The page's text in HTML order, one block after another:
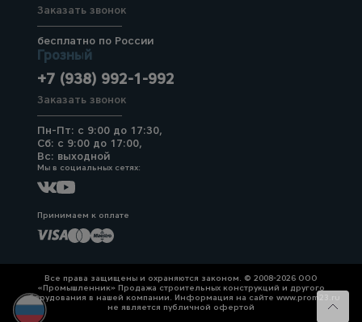
Заказать звонок
бесплатно по России
Грозный
+7 (938) 992-1-992
Заказать звонок
Пн-Пт: с 9:00 до 17:30,
Сб: с 9:00 до 17:00,
Вс: выходной
Мы в социальных сетях:
Принимаем к оплате
Все права защищены и охраняются законом. © 2008-2026 ООО
«Промышленник» Продажа строительных конструкций и другого
оборудования в нашей компании. Информация на сайте www.prom23.ru
не является публичной офертой